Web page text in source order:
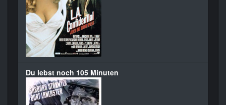
Du lebst noch 105 Minuten